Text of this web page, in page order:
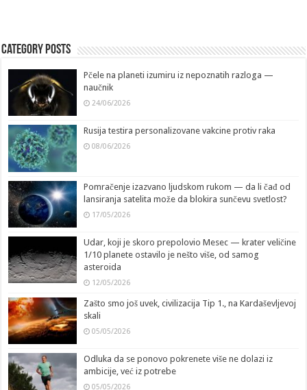
Category Posts
Pčele na planeti izumiru iz nepoznatih razloga —
naučnik
24/06/2026
Rusija testira personalizovane vakcine protiv raka
08/06/2026
Pomračenje izazvano ljudskom rukom — da li čađ od
lansiranja satelita može da blokira sunčevu svetlost?
17/05/2026
Udar, koji je skoro prepolovio Mesec — krater veličine
1/10 planete ostavilo je nešto više, od samog
asteroida
12/05/2026
Zašto smo još uvek, civilizacija Tip 1., na Kardaševljevoj
skali
05/05/2026
Odluka da se ponovo pokrenete više ne dolazi iz
ambicije, već iz potrebe
05/05/2026